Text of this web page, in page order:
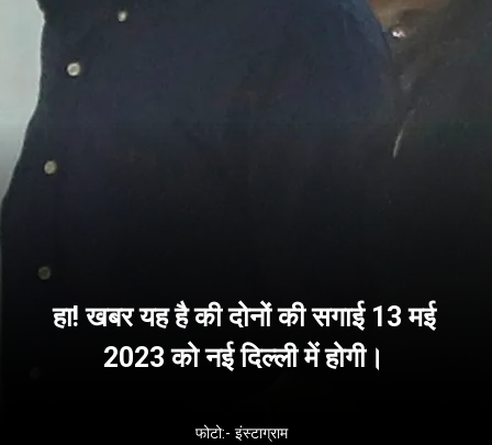
हा! खबर यह है की दोनों की सगाई 13 मई
2023 को नई दिल्ली में होगी।
फोटो:- इंस्टाग्राम